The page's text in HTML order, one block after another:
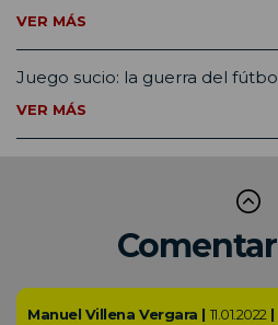
VER MÁS
Juego sucio: la guerra del
VER MÁS
Manuel Villena Vergara | 11.01.2022 |